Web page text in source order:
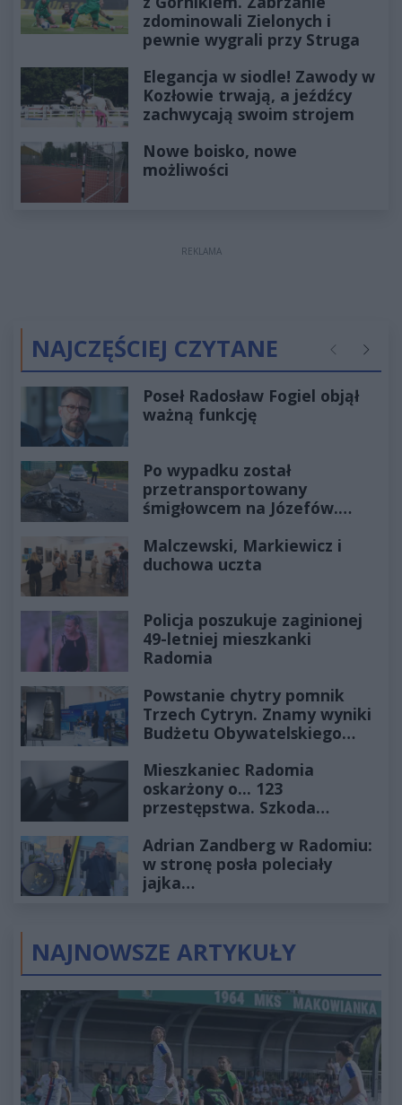
zdominowali Zielonych i
pewnie wygrali przy Struga
Elegancja w siodle! Zawody w
Kozłowie trwają, a jeźdźcy
zachwycają swoim strojem
Nowe boisko, nowe
możliwości
REKLAMA
NAJCZĘŚCIEJ CZYTANE Poprzednie
Poseł Radosław Fogiel objął
ważną funkcję
Po wypadku został
przetransportowany
śmigłowcem na Józefów.
Malczewski, Markiewicz i
duchowa uczta
Policja poszukuje zaginionej
49-letniej mieszkanki
Radomia
Powstanie chytry pomnik
Trzech Cytryn. Znamy wyniki
Budżetu Obywatelskiego
Mieszkaniec Radomia
oskarżony o... 123
przestępstwa. Szkoda
złotych
Adrian Zandberg w Radomiu:
w stronę posła poleciały
jajka…
NAJNOWSZE ARTYKUŁY